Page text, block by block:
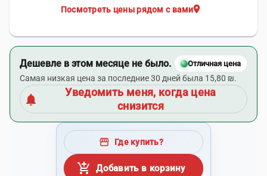
location_on
Посмотреть цены рядом с вами
Дешевле в этом месяце не было. Отличная цена
Самая низкая цена за последние 30 дней была 15,80 ₪.
notifications
Уведомить меня, когда цена
снизится
storefront Где купить?
add_shopping_cart Добавить в корзину